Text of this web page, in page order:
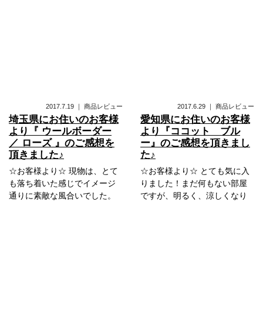
2017.7.19 ｜ 商品レビュー
埼玉県にお住いのお客様
より『 ウールボーダー
／ ローズ 』のご感想を
頂きました♪
☆お客様より☆ 現物は、とて
も落ち着いた感じでイメージ
通りに素敵な風合いでした。
2017.6.29 ｜ 商品レビュー
愛知県にお住いのお客様
より『ココット ブル
ー』のご感想を頂きまし
た♪
☆お客様より☆ とても気に入
りました！まだ何もない部屋
ですが、明るく、涼しくなり